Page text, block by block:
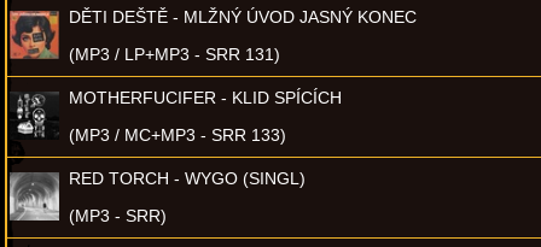
DĚTI DEŠTĚ - MLŽNÝ ÚVOD JASNÝ KONEC
(MP3 / LP+MP3 - SRR 131)
MOTHERFUCIFER - KLID SPÍCÍCH
(MP3 / MC+MP3 - SRR 133)
RED TORCH - WYGO (SINGL)
(MP3 - SRR)